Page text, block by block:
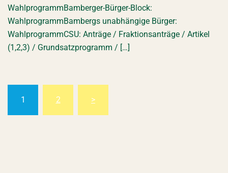
WahlprogrammBamberger-Bürger-Block:
WahlprogrammBambergs unabhängige Bürger:
WahlprogrammCSU: Anträge / Fraktionsanträge / Artikel
(1,2,3) / Grundsatzprogramm / […]
der
Beiträge
1 2 >